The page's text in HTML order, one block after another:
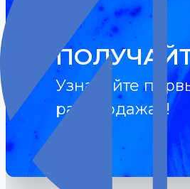
Узнавайте
распродажах!